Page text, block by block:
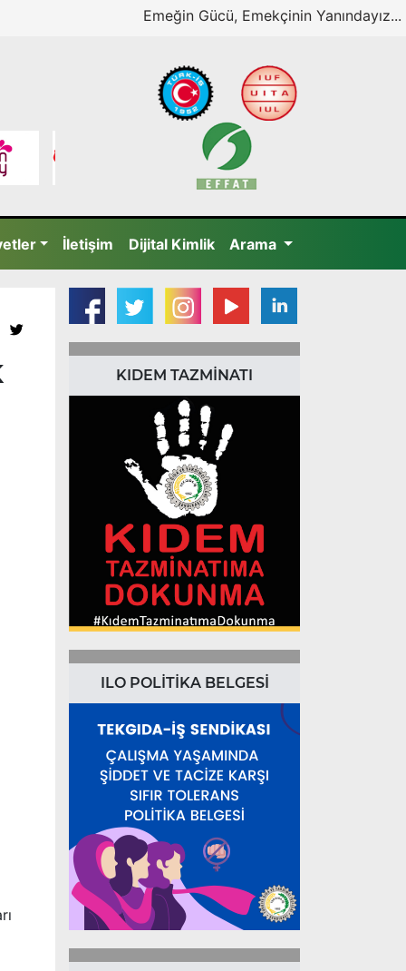
Emeğin Gücü, Emekçinin Yanındayız...
İletişim Dijital Kimlik Arama
KIDEM TAZMİNATI
ILO POLİTİKA BELGESİ